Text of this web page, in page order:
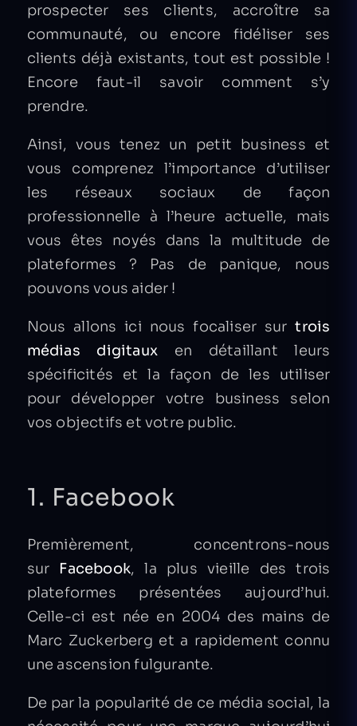
prospecter ses clients, accroître sa
communauté, ou encore fidéliser ses
clients déjà existants, tout est possible !
Encore faut-il savoir comment s’y
prendre.
Ainsi, vous tenez un petit business et
vous comprenez l’importance d’utiliser
les réseaux sociaux de façon
professionnelle à l’heure actuelle, mais
vous êtes noyés dans la multitude de
plateformes ? Pas de panique, nous
pouvons vous aider !
Nous allons ici nous focaliser surtrois
médias digitaux en détaillant leurs
spécificités et la façon de les utiliser
pour développer votre business selon
vos objectifs et votre public.
1. Facebook
Premièrement, concentrons-nous
sur Facebook, la plus vieille des trois
plateformes présentées aujourd’hui.
Celle-ci est née en 2004 des mains de
Marc Zuckerberg et a rapidement connu
une ascension fulgurante.
De par la popularité de ce média social, la